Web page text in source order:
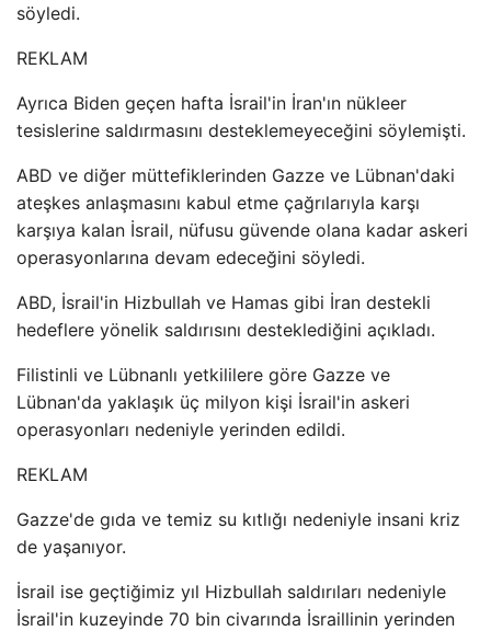
söyledi.
REKLAM
Ayrıca Biden geçen hafta İsrail'in İran'ın nükleer
tesislerine saldırmasını desteklemeyeceğini söylemişti.
ABD ve diğer müttefiklerinden Gazze ve Lübnan'daki
ateşkes anlaşmasını kabul etme çağrılarıyla karşı
karşıya kalan İsrail, nüfusu güvende olana kadar askeri
operasyonlarına devam edeceğini söyledi.
ABD, İsrail'in Hizbullah ve Hamas gibi İran destekli
hedeflere yönelik saldırısını desteklediğini açıkladı.
Filistinli ve Lübnanlı yetkililere göre Gazze ve
Lübnan'da yaklaşık üç milyon kişi İsrail'in askeri
operasyonları nedeniyle yerinden edildi.
REKLAM
Gazze'de gıda ve temiz su kıtlığı nedeniyle insani kriz
de yaşanıyor.
İsrail ise geçtiğimiz yıl Hizbullah saldırıları nedeniyle
İsrail'in kuzeyinde 70 bin civarında İsraillinin yerinden